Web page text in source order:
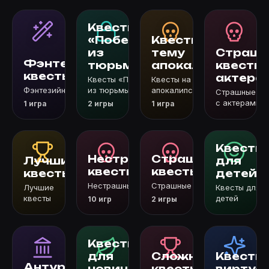
Фэнтезийные
квесты
Фэнтезийные квесты
1 игра
Квесты
«Побег
из
тюрьмы»
Квесты «Побег
из тюрьмы»
2 игры
Квесты на
тему
апокалипсиса
Квесты на тему
апокалипсиса
1 игра
квесты
Страшные
с актерами
Лучшие
квесты
Лучшие
квесты
Нестрашные
квесты
Нестрашные квесты
10 игр
Страшные
квесты
Страшные квесты
2 игры
Квесты
для
детей
Квесты для
детей
Квесты
для
Сложные
Квесты